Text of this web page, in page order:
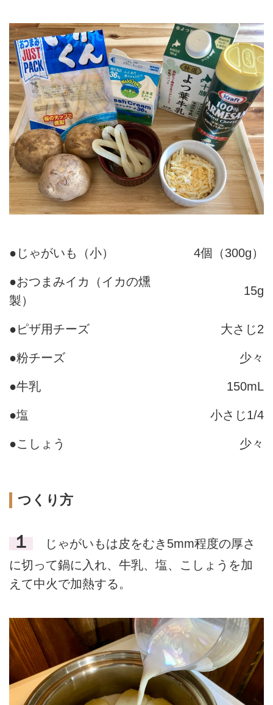
●じゃがいも（小） 4個（300g）
●おつまみイカ（イカの燻
製）
15g
●ピザ用チーズ 大さじ2
●粉チーズ 少々
●牛乳 150mL
●塩 小さじ1/4
●こしょう 少々
つくり方
１
じゃがいもは皮をむき5mm程度の厚さ
に切って鍋に入れ、牛乳、塩、こしょうを加
えて中火で加熱する。